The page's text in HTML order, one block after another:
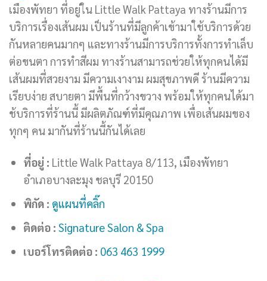
เมืองพัทยา ที่อยู่ใน Little Walk Pattaya ทางร้านมีการ
บริการเรื่องเส้นผม เป็นร้านที่มีลูกค้าเข้ามาใช้บริการด้วย
กันหลายคนมากๆ และทางร้านมีการบริการทั้งการทำเล็บ
ต่อขนตา การทำสีผม ทางร้านสามารถช่วยให้ทุกคนได้มี
เส้นผมที่สวยงาม มีความเงางาม ผมสุขภาพดี ร้านมีความ
เรียบง่าย สบายตา มีพื้นที่กว้างขวาง พร้อมให้ทุกคนได้มา
ช้บริการที่ร้านนี้ มีผลิตภัณฑ์ที่มีคุณภาพ เพื่อเส้นผมของ
ทุกๆ คน มากันที่ร้านนี้กันได้เลย
ที่อยู่ : Little Walk Pattaya 8/113, เมืองพัทยา
อำเภอบางละมุง ชลบุรี 20150
พิกัด : ดูแผนที่คลิ๊ก
ติดต่อ : Signature Salon & Spa
เบอร์โทรติดต่อ : 063 463 1999